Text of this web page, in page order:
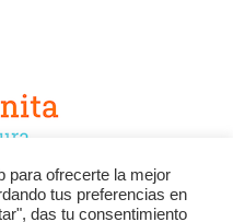
Instagram
para ofrecerte la mejor
tus preferencias en
das tu consentimiento